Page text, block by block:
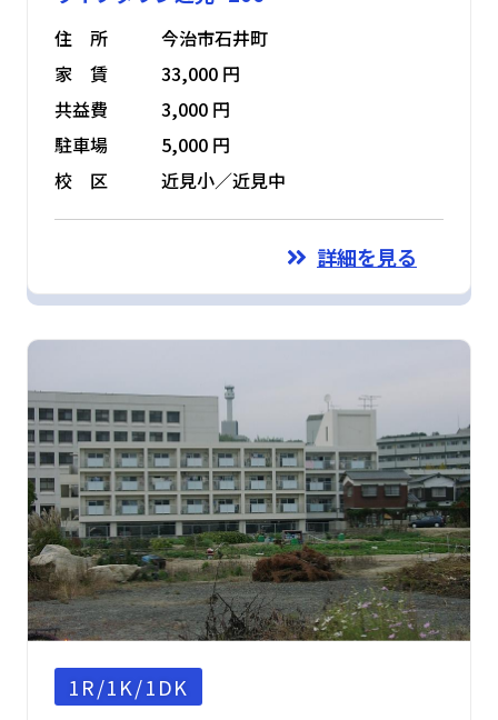
住 所
今治市石井町
家 賃
33,000 円
共益費
3,000 円
駐車場
5,000 円
校 区
近見小／近見中
詳細を見る
1R/1K/1DK